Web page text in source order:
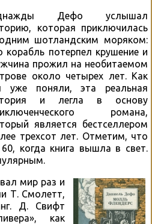
Дефо услышал
которая приключилась
шотландским моряком:
корабль потерпел крушение и
прожил на необитаемом
около четырех лет. Как
уже поняли, эта реальная
и легла в основу
романа,
является бестселлером
трехсот лет. Отметим, что
когда книга вышла в свет.
мир раз и
Т. Смолетт,
Д. Свифт
как